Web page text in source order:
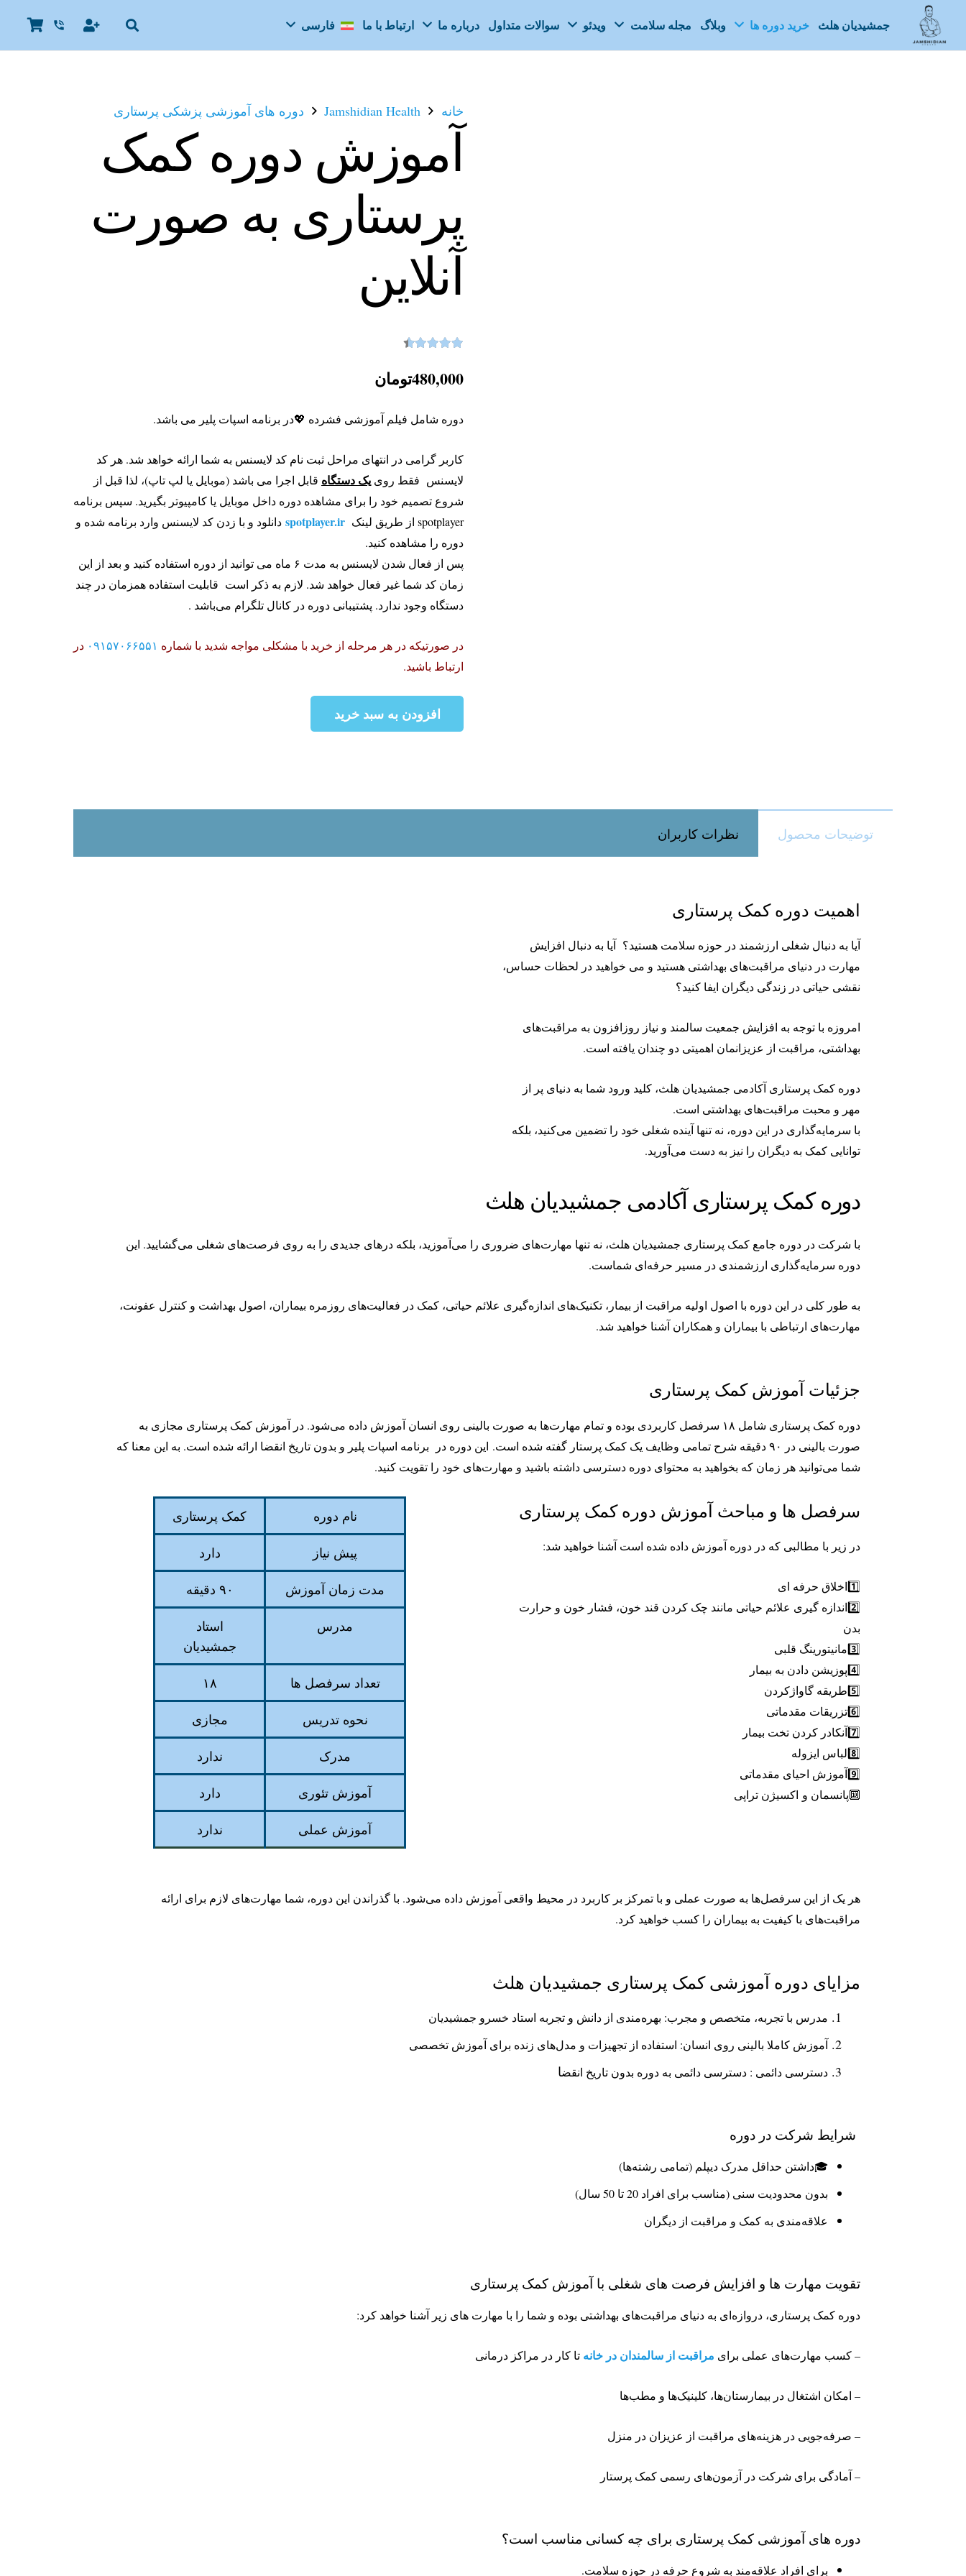
جمشیدیان هلث خرید دوره ها وبلاگ مجله سلامت ویدئو سوالات متداول درباره ما ارتباط با ما فارسی phone_in_talk
خانه Jamshidian Health دوره های آموزشی پزشکی پرستاری
آموزش دوره کمک
پرستاری به صورت
آنلاین
480,000تومان
دوره شامل فیلم آموزشی فشرده 💖در برنامه اسپات پلیر می باشد.
کاربر گرامی در انتهای مراحل ثبت نام کد لایسنس به شما ارائه خواهد شد. هر کد
لایسنس فقط روی یک دستگاه قابل اجرا می باشد (موبایل یا لپ تاپ)، لذا قبل از
شروع تصمیم خود را برای مشاهده دوره داخل موبایل یا کامپیوتر بگیرید. سپس برنامه
spotplayer از طریق لینک
spotplayer.ir دانلود و با زدن کد لایسنس وارد برنامه شده و
دوره را مشاهده کنید.
پس از فعال شدن لایسنس به مدت ۶ ماه می توانید از دوره استفاده کنید و بعد از این
زمان کد شما غیر فعال خواهد شد. لازم به ذکر است قابلیت استفاده همزمان در چند
دستگاه وجود ندارد. پشتیبانی دوره در کانال تلگرام می‌باشد .
در صورتیکه در هر مرحله از خرید با مشکلی مواجه شدید با شماره ۰۹۱۵۷۰۶۶۵۵۱ در
ارتباط باشید.
آموزش
افزودن به سبد خرید
توضیحات محصول نظرات کاربران
اهمیت دوره کمک پرستاری
آیا به دنبال شغلی ارزشمند در حوزه سلامت هستید؟ آیا به دنبال افزایش
مهارت در دنیای مراقبت‌های بهداشتی هستید و می خواهید در لحظات حساس،
نقشی حیاتی در زندگی دیگران ایفا کنید؟
امروزه با توجه به افزایش جمعیت سالمند و نیاز روزافزون به مراقبت‌های
بهداشتی، مراقبت از عزیزانمان اهمیتی دو چندان یافته است.
دوره کمک پرستاری آکادمی جمشیدیان هلث، کلید ورود شما به دنیای پر از
مهر و محبت مراقبت‌های بهداشتی است.
با سرمایه‌گذاری در این دوره، نه تنها آینده شغلی خود را تضمین می‌کنید، بلکه
توانایی کمک به دیگران را نیز به دست می‌آورید.
دوره کمک پرستاری آکادمی جمشیدیان هلث
با شرکت در دوره جامع کمک پرستاری جمشیدیان هلث، نه تنها مهارت‌های ضروری را می‌آموزید، بلکه درهای جدیدی را به روی فرصت‌های شغلی می‌گشایید. این
دوره سرمایه‌گذاری ارزشمندی در مسیر حرفه‌ای شماست.
به طور کلی در این دوره با اصول اولیه مراقبت از بیمار، تکنیک‌های اندازه‌گیری علائم حیاتی، کمک در فعالیت‌های روزمره بیماران، اصول بهداشت و کنترل عفونت،
مهارت‌های ارتباطی با بیماران و همکاران آشنا خواهید شد.
جزئیات آموزش کمک پرستاری
دوره کمک پرستاری شامل ۱۸ سرفصل کاربردی بوده و تمام مهارت‌ها به صورت بالینی روی انسان آموزش داده می‌شود. در آموزش کمک پرستاری مجازی به
صورت بالینی در ۹۰ دقیقه شرح تمامی وظایف یک کمک پرستار گفته شده است.
این دوره در برنامه اسپات پلیر و بدون تاریخ انقضا ارائه شده است. به این معنا که
شما می‌توانید هر زمان که بخواهید به محتوای دوره دسترسی داشته باشید و مهارت‌های خود را تقویت کنید.
سرفصل ها و مباحث آموزش دوره کمک پرستاری
در زیر با مطالبی که در دوره آموزش داده شده است آشنا خواهید شد:
1️⃣اخلاق حرفه ای
2️⃣اندازه گیری علائم حیاتی مانند چک کردن قند خون، فشار خون و حرارت
بدن
3️⃣مانیتورینگ قلبی
4️⃣پوزیشن دادن به بیمار
5️⃣طریقه گاواژکردن
6️⃣تزریقات مقدماتی
7️⃣آنکادر کردن تخت بیمار
8️⃣لباس ایزوله
9️⃣آموزش احیای مقدماتی
🔟پانسمان و اکسیژن تراپی
نام دوره کمک پرستاری
پیش نیاز دارد
مدت زمان آموزش ۹۰ دقیقه
مدرس
استاد
جمشیدیان
تعداد سرفصل ها ۱۸
نحوه تدریس مجازی
مدرک ندارد
آموزش تئوری دارد
آموزش عملی ندارد
هر یک از این سرفصل‌ها به صورت عملی و با تمرکز بر کاربرد در محیط واقعی آموزش داده می‌شود. با گذراندن این دوره، شما مهارت‌های لازم برای ارائه
مراقبت‌های با کیفیت به بیماران را کسب خواهید کرد.
مزایای دوره آموزشی کمک پرستاری جمشیدیان هلث
مدرس با تجربه، متخصص و مجرب: بهره‌مندی از دانش و تجربه استاد خسرو جمشیدیان
آموزش کاملا بالینی روی انسان: استفاده از تجهیزات و مدل‌های زنده برای آموزش تخصصی
دسترسی دائمی : دسترسی دائمی به دوره بدون تاریخ انقضا
شرایط شرکت در دوره
🎓داشتن حداقل مدرک دیپلم (تمامی رشته‌ها)
بدون محدودیت سنی (مناسب برای افراد 20 تا 50 سال)
علاقه‌مندی به کمک و مراقبت از دیگران
تقویت مهارت ها و افزایش فرصت های شغلی با آموزش کمک پرستاری
دوره کمک پرستاری، دروازه‌ای به دنیای مراقبت‌های بهداشتی بوده و شما را با مهارت های زیر آشنا خواهد کرد:
– کسب مهارت‌های عملی برای مراقبت از سالمندان در خانه تا کار در مراکز درمانی
– امکان اشتغال در بیمارستان‌ها، کلینیک‌ها و مطب‌ها
– صرفه‌جویی در هزینه‌های مراقبت از عزیزان در منزل
– آمادگی برای شرکت در آزمون‌های رسمی کمک پرستار
دوره های آموزشی کمک پرستاری برای چه کسانی مناسب است؟
برای افراد علاقه‌مند به شروع حرفه در حوزه سلامت.